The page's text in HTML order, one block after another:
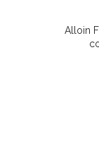
Alloin